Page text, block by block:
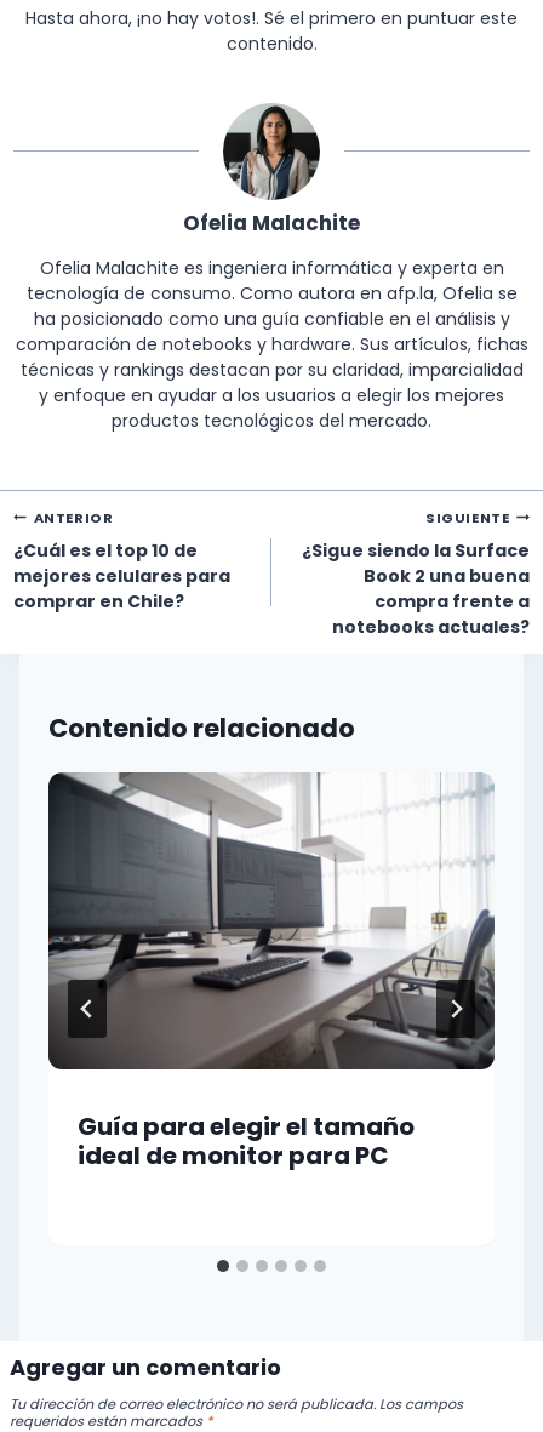
Hasta ahora, ¡no hay votos!. Sé el primero en puntuar este
contenido.
Ofelia Malachite
Ofelia Malachite es ingeniera informática y experta en
tecnología de consumo. Como autora en afp.la, Ofelia se
ha posicionado como una guía confiable en el análisis y
comparación de notebooks y hardware. Sus artículos, fichas
técnicas y rankings destacan por su claridad, imparcialidad
y enfoque en ayudar a los usuarios a elegir los mejores
productos tecnológicos del mercado.
Navegación
de
entradas
ANTERIOR
¿Cuál es el top 10 de
mejores celulares para
comprar en Chile?
SIGUIENTE
¿Sigue siendo la Surface
Book 2 una buena
compra frente a
notebooks actuales?
Contenido relacionado
Guía para elegir el tamaño
ideal de monitor para PC
Agregar un comentario
Tu dirección de correo electrónico no será publicada. Los campos
requeridos están marcados *